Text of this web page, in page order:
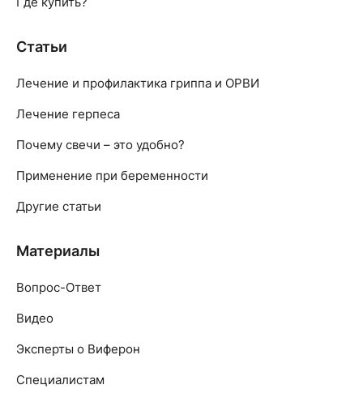
Статьи
Лечение и профилактика гриппа и ОРВИ
Лечение герпеса
Почему свечи – это удобно?
Применение при беременности
Другие статьи
Материалы
Вопрос-Ответ
Видео
Эксперты о Виферон
Специалистам